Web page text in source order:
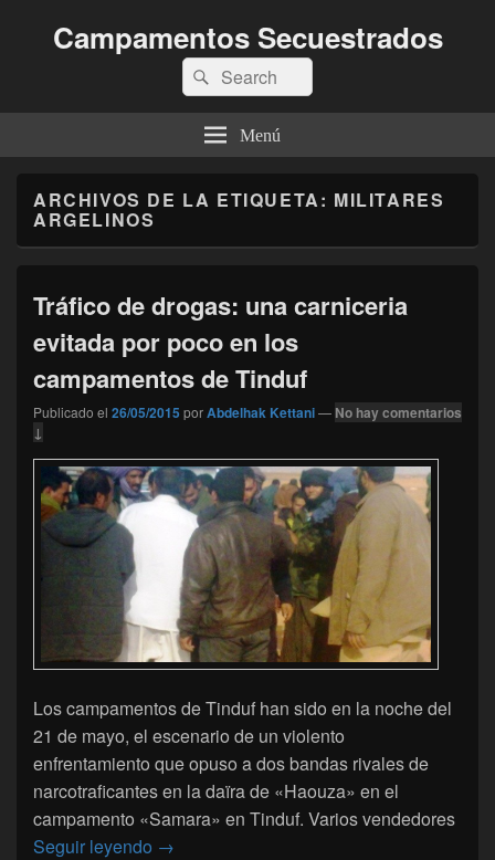
Campamentos Secuestrados
Buscar
por:
Buscar
Menú
ARCHIVOS DE LA ETIQUETA: MILITARES
ARGELINOS
Tráfico de drogas: una carniceria
evitada por poco en los
campamentos de Tinduf
Publicado el 26/05/2015 porAbdelhak Kettani— No hay comentarios
↓
Los campamentos de Tinduf han sido en la noche del
21 de mayo, el escenario de un violento
enfrentamiento que opuso a dos bandas rivales de
narcotraficantes en la daïra de «Haouza» en el
campamento «Samara» en Tinduf. Varios vendedores
Seguir leyendo Tráfico de drogas: una carniceria evitada
→